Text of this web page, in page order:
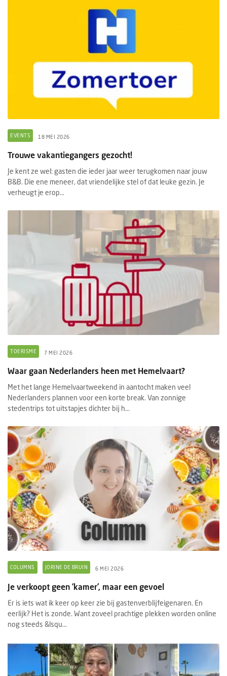
EVENTS 18 MEI 2026
Trouwe vakantiegangers gezocht!
Je kent ze wel: gasten die ieder jaar weer terugkomen naar jouw
B&B. Die ene meneer, dat vriendelijke stel of dat leuke gezin. Je
verheugt je erop...
TOERISME 7 MEI 2026
Waar gaan Nederlanders heen met Hemelvaart?
Met het lange Hemelvaartweekend in aantocht maken veel
Nederlanders plannen voor een korte break. Van zonnige
stedentrips tot uitstapjes dichter bij h...
COLUMNS JORINE DE BRUIN 6 MEI 2026
Je verkoopt geen ‘kamer’, maar een gevoel
Er is iets wat ik keer op keer zie bij gastenverblijfeigenaren. En
eerlijk? Het is zonde. Want zoveel prachtige plekken worden online
nog steeds &lsqu...